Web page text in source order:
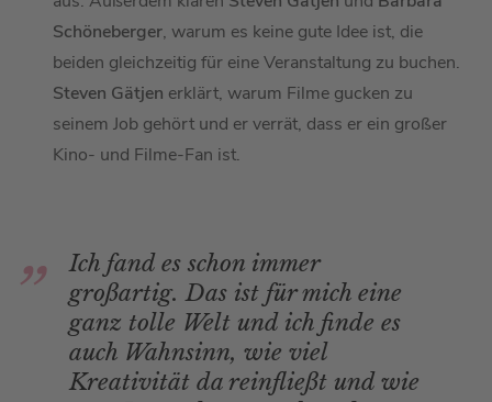
Schöneberger, warum es keine gute Idee ist, die
beiden gleichzeitig für eine Veranstaltung zu buchen.
Steven Gätjen erklärt, warum Filme gucken zu
seinem Job gehört und er verrät, dass er ein großer
Kino- und Filme-Fan ist.
Ich fand es schon immer
großartig. Das ist für mich eine
ganz tolle Welt und ich finde es
auch Wahnsinn, wie viel
Kreativität da reinfließt und wie